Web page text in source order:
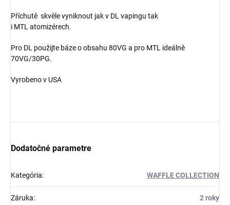
Příchutě skvěle vyniknout jak v DL vapingu tak
i MTL atomizérech.
Pro DL použijte báze o obsahu 80VG a pro MTL ideálně
70VG/30PG.
Vyrobeno v USA
Dodatočné parametre
Kategória: WAFFLE COLLECTION
Záruka: 2 roky